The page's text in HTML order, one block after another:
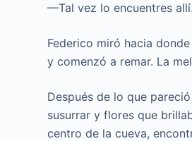
—Tal vez lo encuentres allí.
Federico miró hacia
y comenzó a remar. La
Después de lo que
susurrar y flores que
centro de la cueva,